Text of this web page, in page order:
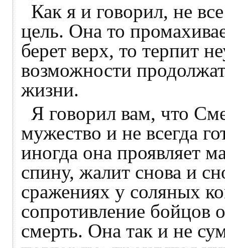
Как я и говорил, не
цель. Она то
берет верх, то терпит
возможности
жизни.
Я говорил вам, что
мужество и не всегда
иногда она проявляет
спину, жалит снова и
сражениях у соляных
сопротивление бойцов
смерть. Она так и не